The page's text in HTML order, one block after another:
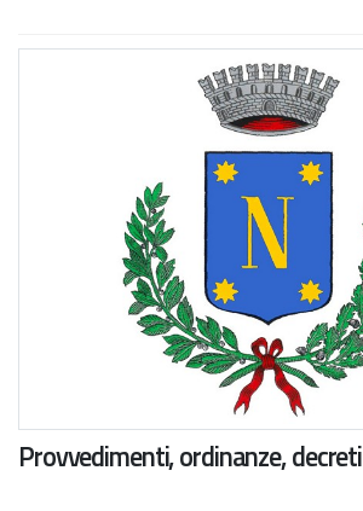
Provvedimenti, ordinanze, decreti